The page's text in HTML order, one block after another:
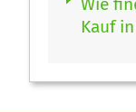
Kauf